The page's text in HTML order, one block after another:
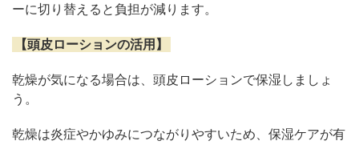
ーに切り替えると負担が減ります。
【頭皮ローションの活用】
乾燥が気になる場合は、頭皮ローションで保湿しましょ
う。
乾燥は炎症やかゆみにつながりやすいため、保湿ケアが有